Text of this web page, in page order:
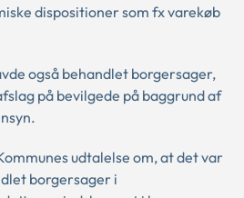
dispositioner som fx varekøb
også behandlet borgersager,
på bevilgede på baggrund af
udtalelse om, at det var
borgersager i